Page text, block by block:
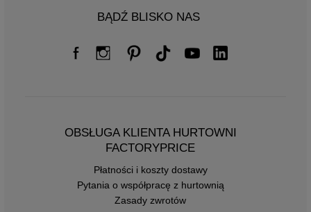
BĄDŹ BLISKO NAS
OBSŁUGA KLIENTA HURTOWNI
FACTORYPRICE
Płatności i koszty dostawy
Pytania o współpracę z hurtownią
Zasady zwrotów